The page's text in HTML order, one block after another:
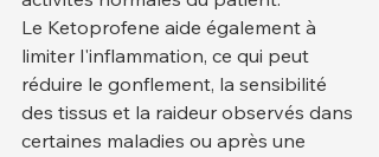
Le Ketoprofene aide également à
limiter l'inflammation, ce qui peut
réduire le gonflement, la sensibilité
des tissus et la raideur observés dans
certaines maladies ou après une